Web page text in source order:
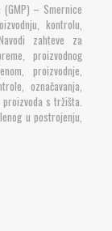
– Smernice
kontrolu,
zahteve za
proizvodnog
proizvodnje,
označavanja,
s tržišta.
u postrojenju,